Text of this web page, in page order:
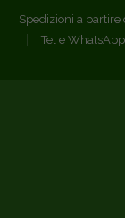
Spedizioni a
Tel e